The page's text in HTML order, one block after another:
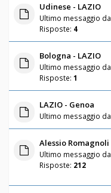
Udinese - LAZIO
Ultimo messaggio da
Risposte: 4
Bologna - LAZIO
Ultimo messaggio da
Risposte: 1
LAZIO - Genoa
Ultimo messaggio da
Alessio Romagnoli
Ultimo messaggio da
Risposte: 212